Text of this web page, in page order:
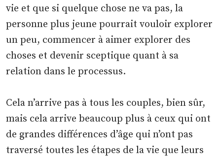
vie et que si quelque chose ne va pas, la
personne plus jeune pourrait vouloir explorer
un peu, commencer à aimer explorer des
choses et devenir sceptique quant à sa
relation dans le processus.
Cela n’arrive pas à tous les couples, bien sûr,
mais cela arrive beaucoup plus à ceux qui ont
de grandes différences d’âge qui n’ont pas
traversé toutes les étapes de la vie que leurs